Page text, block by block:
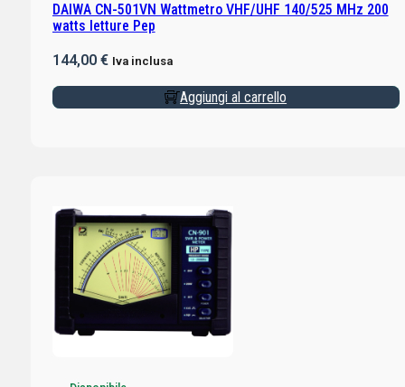
DAIWA CN-501VN Wattmetro VHF/UHF 140/525 MHz 200
watts letture Pep
144,00 € Iva inclusa
Aggiungi al carrello